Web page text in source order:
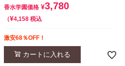
香水学園価格 ¥3,780
¥4,158 税込
激安68％OFF！
カートに入れる